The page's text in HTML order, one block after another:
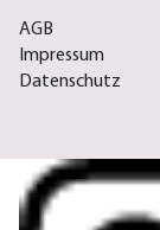
AGB
Impressum
Datenschutz